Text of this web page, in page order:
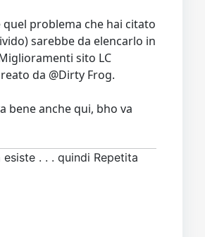
quel problema che hai citato
sarebbe da elencarlo in
sito LC
da @Dirty Frog.
bene anche qui, bho va
esiste . . . quindi Repetita